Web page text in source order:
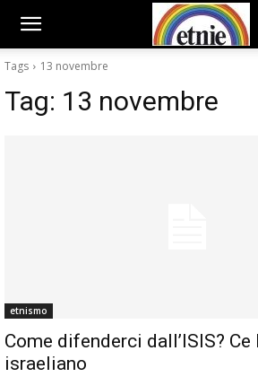
Tags 13 novembre
Tag: 13 novembre
etnismo
Come difenderci dall’ISIS? Ce
israeliano